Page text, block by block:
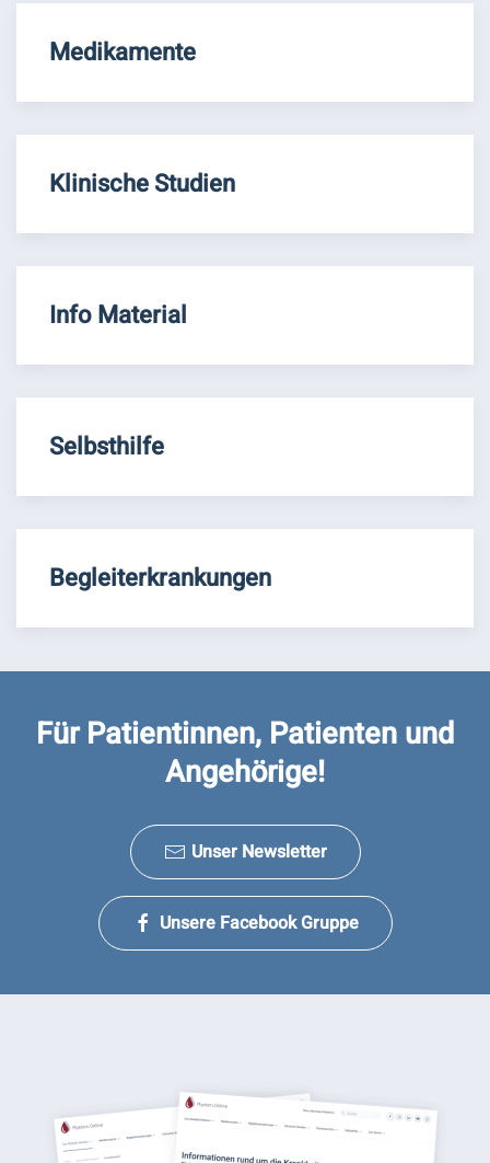
Medikamente
Klinische Studien
Info Material
Selbsthilfe
Begleiterkrankungen
Für Patientinnen, Patienten und
Angehörige!
Unser Newsletter
Unsere Facebook Gruppe